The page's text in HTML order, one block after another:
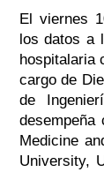
El viernes
los datos a
hospitalaria
cargo de
de
desempeña
Medicine
University,